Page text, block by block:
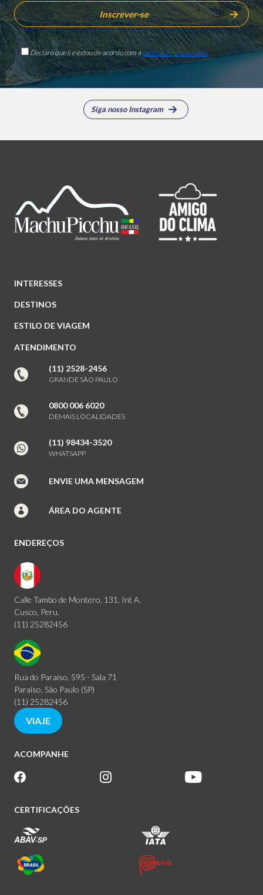
Declaro que li e estou de acordo com a política de privacidade
Siga nosso Instagram
INTERESSES
DESTINOS
ESTILO DE VIAGEM
ATENDIMENTO
(11) 2528-2456
GRANDE SÃO PAULO
0800 006 6020
DEMAIS LOCALIDADES
(11) 98434-3520
WHATSAPP
ENVIE UMA MENSAGEM
ÁREA DO AGENTE
ENDEREÇOS
Calle Tambo de Montero, 131. Int A.
Cusco, Peru.
(11) 25282456
Rua do Paraíso, 595 - Sala 71
Paraíso, São Paulo (SP)
(11) 25282456
VIAJE
ACOMPANHE
CERTIFICAÇÕES